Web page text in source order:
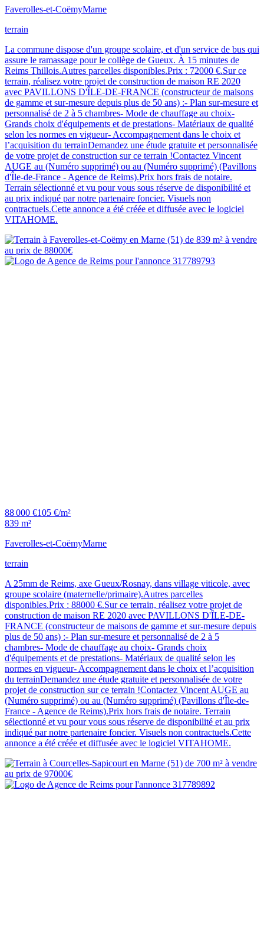
Faverolles-et-CoëmyMarne
terrain
La commune dispose d'un groupe scolaire, et d'un service de bus qui
assure le ramassage pour le collège de Gueux. À 15 minutes de
Reims Thillois.Autres parcelles disponibles.Prix : 72000 €.Sur ce
terrain, réalisez votre projet de construction de maison RE 2020
avec PAVILLONS D'ÎLE-DE-FRANCE (constructeur de maisons
de gamme et sur-mesure depuis plus de 50 ans) :- Plan sur-mesure et
personnalisé de 2 à 5 chambres- Mode de chauffage au choix-
Grands choix d'équipements et de prestations- Matériaux de qualité
selon les normes en vigueur- Accompagnement dans le choix et
l’acquisition du terrainDemandez une étude gratuite et personnalisée
de votre projet de construction sur ce terrain !Contactez Vincent
AUGE au (Numéro supprimé) ou au (Numéro supprimé) (Pavillons
d'Île-de-France - Agence de Reims).Prix hors frais de notaire.
Terrain sélectionné et vu pour vous sous réserve de disponibilité et
au prix indiqué par notre partenaire foncier. Visuels non
contractuels.Cette annonce a été créée et diffusée avec le logiciel
VITAHOME.
88 000 €105 €/m²
839 m²
Faverolles-et-CoëmyMarne
terrain
A 25mm de Reims, axe Gueux/Rosnay, dans village viticole, avec
groupe scolaire (maternelle/primaire).Autres parcelles
disponibles.Prix : 88000 €.Sur ce terrain, réalisez votre projet de
construction de maison RE 2020 avec PAVILLONS D'ÎLE-DE-
FRANCE (constructeur de maisons de gamme et sur-mesure depuis
plus de 50 ans) :- Plan sur-mesure et personnalisé de 2 à 5
chambres- Mode de chauffage au choix- Grands choix
d'équipements et de prestations- Matériaux de qualité selon les
normes en vigueur- Accompagnement dans le choix et l’acquisition
du terrainDemandez une étude gratuite et personnalisée de votre
projet de construction sur ce terrain !Contactez Vincent AUGE au
(Numéro supprimé) ou au (Numéro supprimé) (Pavillons d'Île-de-
France - Agence de Reims).Prix hors frais de notaire. Terrain
sélectionné et vu pour vous sous réserve de disponibilité et au prix
indiqué par notre partenaire foncier. Visuels non contractuels.Cette
annonce a été créée et diffusée avec le logiciel VITAHOME.